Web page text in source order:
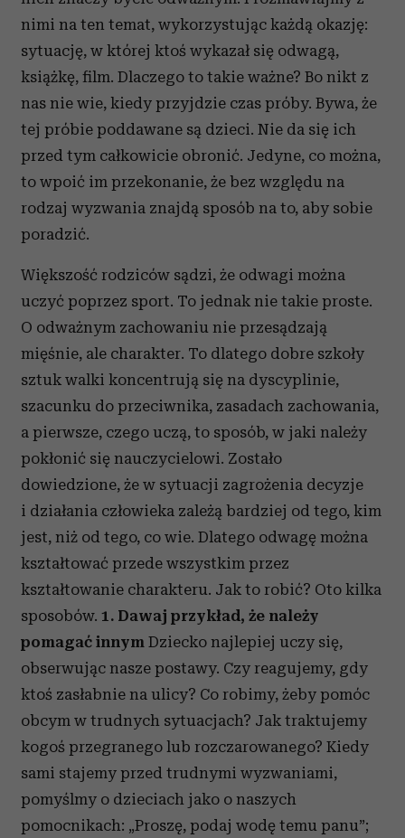
nimi na ten temat, wykorzystując każdą okazję:
sytuację, w której ktoś wykazał się odwagą,
książkę, film. Dlaczego to takie ważne? Bo nikt z
nas nie wie, kiedy przyjdzie czas próby. Bywa, że
tej próbie poddawane są dzieci. Nie da się ich
przed tym całkowicie obronić. Jedyne, co można,
to wpoić im przekonanie, że bez względu na
rodzaj wyzwania znajdą sposób na to, aby sobie
poradzić.
Większość rodziców sądzi, że odwagi można
uczyć poprzez sport. To jednak nie takie proste.
O odważnym zachowaniu nie przesądzają
mięśnie, ale charakter. To dlatego dobre szkoły
sztuk walki koncentrują się na dyscyplinie,
szacunku do przeciwnika, zasadach zachowania,
a pierwsze, czego uczą, to sposób, w jaki należy
pokłonić się nauczycielowi. Zostało
dowiedzione, że w sytuacji zagrożenia decyzje
i działania człowieka zależą bardziej od tego, kim
jest, niż od tego, co wie. Dlatego odwagę można
kształtować przede wszystkim przez
kształtowanie charakteru. Jak to robić? Oto kilka
sposobów. 1. Dawaj przykład, że należy
pomagać innym Dziecko najlepiej uczy się,
obserwując nasze postawy. Czy reagujemy, gdy
ktoś zasłabnie na ulicy? Co robimy, żeby pomóc
obcym w trudnych sytuacjach? Jak traktujemy
kogoś przegranego lub rozczarowanego? Kiedy
sami stajemy przed trudnymi wyzwaniami,
pomyślmy o dzieciach jako o naszych
pomocnikach: „Proszę, podaj wodę temu panu”;